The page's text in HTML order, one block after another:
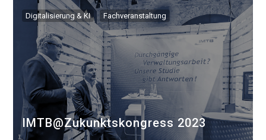
▷▷▷
Digitalisierung & KI Fachveranstaltung
IMTB@Zukunktskongress 2023